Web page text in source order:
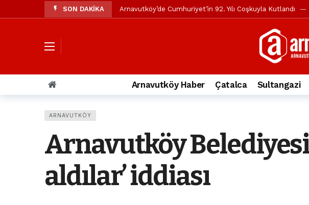
SON DAKİKA Arnavutköy’de Cumhuriyet’in 92. Yılı Coşkuyla Kutlandı
Özgür Özel’den Arnavutköy Belediyesi’ne ve Mustafa
Arnavutköy’ün nüfusu 2024 yılında 344.868’e ulaştı 2
Arnavutköy Taşoluk’ta seyir halindeki otomobil alev alev
Arnavutköy İmrahor Mahallesi sakinleri protesto gösterisi
İstanbul Havalimanı yolundaki kazada, taksideki yolcu öldü
Arnavutkoy Belediyesi’ne su baskını tepkisi 3 yıl önce
Arnavutköy Haber Çatalca Sultangazi
ARNAVUTKÖY
Arnavutköy
aldılar’ iddiası